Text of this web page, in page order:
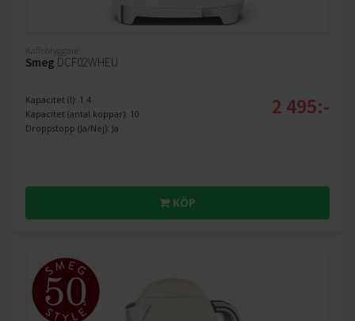
Kaffebryggare
Smeg DCF02WHEU
Kapacitet (l): 1.4
Kapacitet (antal koppar): 10
Droppstopp (Ja/Nej): Ja
2 495:-
KÖP